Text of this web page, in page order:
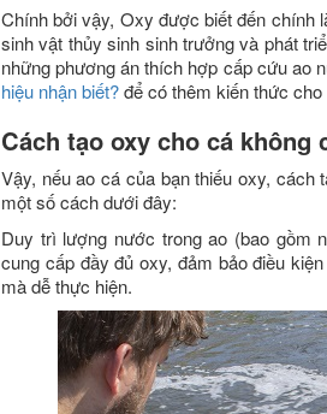
Chính bởi vậy, Oxy được biết đến chính
sinh vật thủy sinh sinh trưởng và phát
những phương án thích hợp cấp cứu ao
hiệu nhận biết?để có thêm kiến thức cho
Cách tạo oxy cho cá không
Vậy, nếu ao cá của bạn thiếu oxy, cách
một số cách dưới đây:
Duy trì lượng nước trong ao (bao gồm
cung cấp đầy đủ oxy, đảm bảo điều
mà dễ thực hiện.